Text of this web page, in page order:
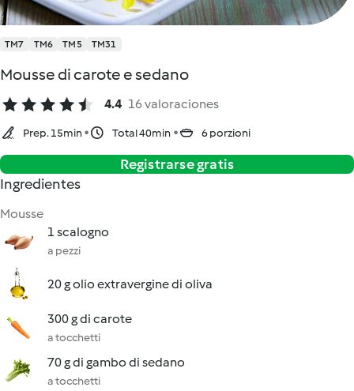
TM7 TM6 TM5 TM31
Mousse di carote e sedano
4.4 16 valoraciones
Prep. 15min Total 40min 6 porzioni
Registrarse gratis
Ingredientes
Mousse
1 scalogno
a pezzi
20 g olio extravergine di oliva
300 g di carote
a tocchetti
70 g di gambo di sedano
a tocchetti